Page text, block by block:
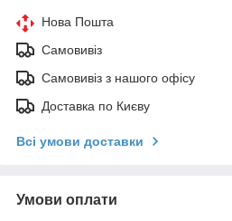
Нова Пошта
Самовивіз
Самовивіз з нашого офісу
Доставка по Києву
Всі умови доставки
Умови оплати